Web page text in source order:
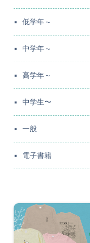
低学年～
中学年～
高学年～
中学生〜
一般
電子書籍